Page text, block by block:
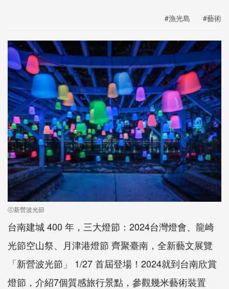
#漁光島 #藝術
ⓒ新營波光節
台南建城 400 年，三大燈節：2024台灣燈會、龍崎
光節空山祭、月津港燈節 齊聚臺南，全新藝文展覽
「新營波光節」 1/27 首屆登場！2024就到台南欣賞
燈節，介紹7個質感旅行景點，參觀幾米藝術裝置